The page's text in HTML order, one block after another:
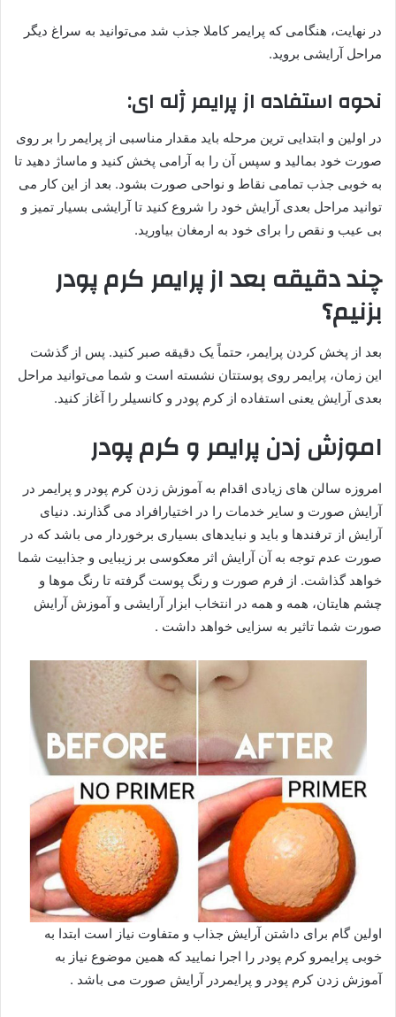
در نهایت، هنگامی که پرایمر کاملا جذب شد می‌توانید به سراغ دیگر
مراحل آرایشی بروید.
نحوه استفاده از پرایمر ژله ای:
در اولین و ابتدایی ترین مرحله باید مقدار مناسبی از پرایمر را بر روی
صورت خود بمالید و سپس آن را به آرامی پخش کنید و ماساژ دهید تا
به خوبی جذب تمامی نقاط و نواحی صورت بشود. بعد از این کار می
توانید مراحل بعدی آرایش خود را شروع کنید تا آرایشی بسیار تمیز و
بی عیب و نقص را برای خود به ارمغان بیاورید.
چند دقیقه بعد از پرایمر کرم پودر
بزنیم؟
بعد از پخش کردن پرایمر، حتماً یک دقیقه صبر کنید. پس از گذشت
این زمان، پرایمر روی پوستتان نشسته است و شما می‌توانید مراحل
بعدی آرایش یعنی استفاده از کرم پودر و کانسیلر را آغاز کنید.
اموزش زدن پرایمر و کرم پودر
امروزه سالن های زیادی اقدام به آموزش زدن کرم پودر و پرایمر در
آرایش صورت و سایر خدمات را در اختیارافراد می گذارند. دنیای
آرایش از ترفندها و باید و نبایدهای بسیاری برخوردار می باشد که در
صورت عدم توجه به آن آرایش اثر معکوسی بر زیبایی و جذابیت شما
خواهد گذاشت. از فرم صورت و رنگ پوست گرفته تا رنگ موها و
چشم ‌هایتان، همه و همه در انتخاب ابزار آرایشی و آموزش آرایش
صورت شما تاثیر به سزایی خواهد داشت .
اولین گام برای داشتن آرایش جذاب و متفاوت نیاز است ابتدا به
خوبی پرایمرو کرم پودر را اجرا نمایید که همین موضوع نیاز به
آموزش زدن کرم پودر و پرایمردر آرایش صورت می باشد .